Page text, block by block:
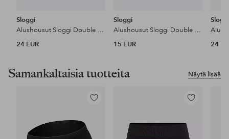
Sloggi
Alushousut Sloggi Double Comfort T Maxi 2P
24 EUR
Sloggi
Alushousut Sloggi Double Comfort T Tai
15 EUR
24
Näytä lisää
Samankaltaisia tuotteita
Lisää
Lisää